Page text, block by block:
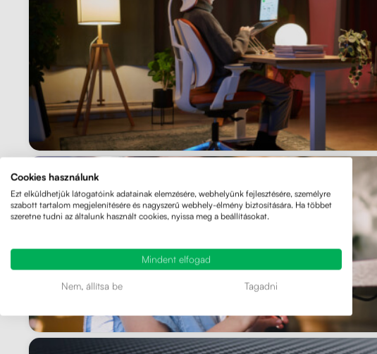
Cookies használunk
Ezt elküldhetjük látogatóink adatainak elemzésére, webhelyünk fejlesztésére, személyre
szabott tartalom megjelenítésére és nagyszerű webhely-élmény biztosítására. Ha többet
szeretne tudni az általunk használt cookies, nyissa meg a beállításokat.
Mindent elfogad
Nem, állítsa be Tagadni